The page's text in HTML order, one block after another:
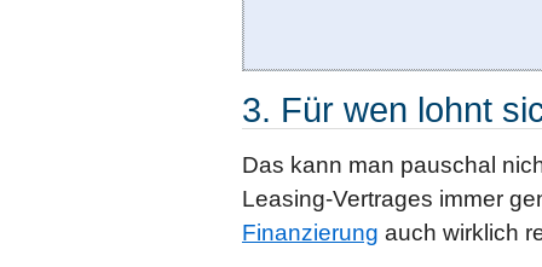
3. Für wen lohnt
Das kann man pauschal
Leasing-Vertrages immer
Finanzierung auch wirklich